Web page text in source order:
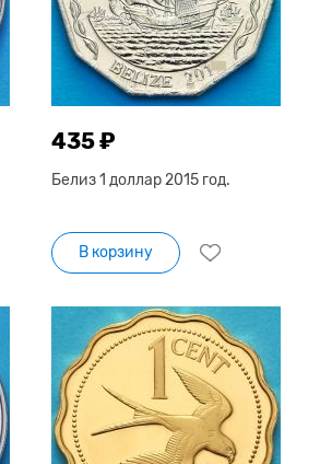
435 ₽
Белиз 1 доллар 2015 год.
В корзину